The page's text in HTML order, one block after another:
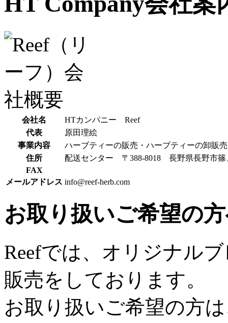
会社名
HTカンパニー Reef
代表
原田理絵
事業内容
ハーブティーの販売・ハーブティーの卸販
住所
配送センター 〒388-8018 長野県長野市篠
FAX
メールアドレス info@reef-herb.com
お取り扱いご希望の
Reefでは、オリジナル
販売をしております。
お取り扱いご希望の方